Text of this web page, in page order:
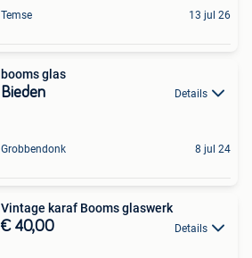
Temse 13 jul 26
booms glas
Bieden Details
Grobbendonk 8 jul 24
Vintage karaf Booms glaswerk
€ 40,00 Details